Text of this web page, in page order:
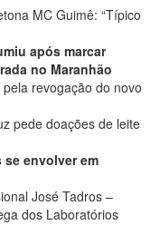
MC Guimê: “Típico
após marcar
no Maranhão
revogação do novo
pede doações de leite
se envolver em
José Tadros –
dos Laboratórios